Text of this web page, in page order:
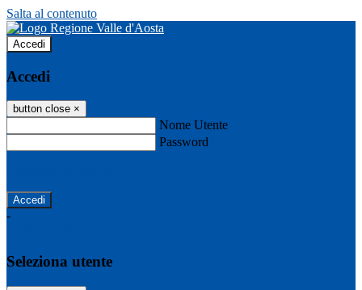
Salta al contenuto
Accedi
Accedi
button close ×
Nome Utente
Password
-
Seleziona utente